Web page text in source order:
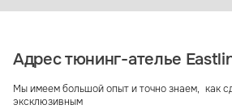
Адрес тюнинг-ателье
Мы имеем большой опыт и точно знаем, как
эксклюзивным